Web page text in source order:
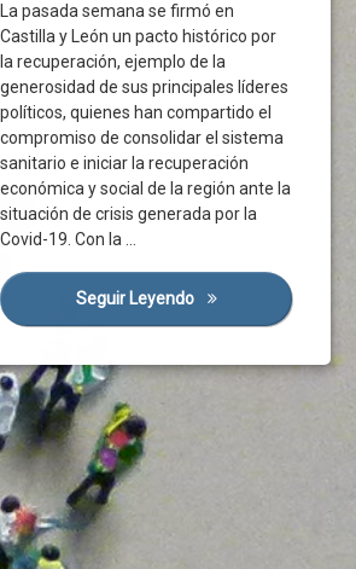
La pasada semana se firmó en
Castilla y León un pacto histórico por
la recuperación, ejemplo de la
generosidad de sus principales líderes
políticos, quienes han compartido el
compromiso de consolidar el sistema
sanitario e iniciar la recuperación
económica y social de la región ante la
situación de crisis generada por la
Covid-19. Con la …
Seguir Leyendo Pacto Por La
Social
Parlamentarios
Político
Políticos
Útil
Ávila